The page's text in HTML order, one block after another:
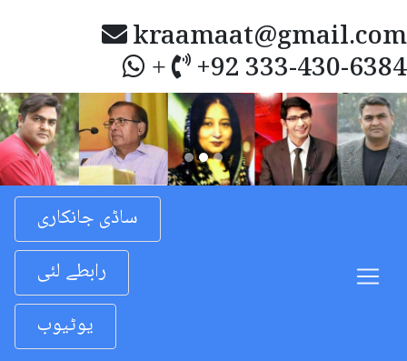
kraamaat@gmail.com
+ +92 333-430-6384
Previous
ساڈی جانکاری
رابطے لئی
یوٹیوب